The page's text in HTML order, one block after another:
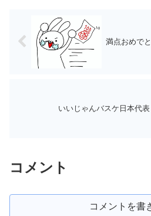
満点おめでと
いいじゃんバスケ日本代表
コメント
コメントを書